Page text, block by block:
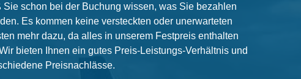
Sie schon bei der Buchung wissen, was Sie bezahlen
Es kommen keine versteckten oder unerwarteten
mehr dazu, da alles in unserem Festpreis enthalten
bieten Ihnen ein gutes Preis-Leistungs-Verhältnis und
Preisnachlässe.